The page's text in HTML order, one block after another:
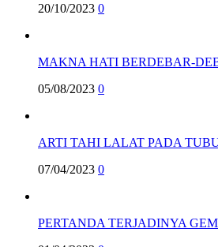
20/10/2023 0
MAKNA HATI BERDEBAR-
05/08/2023 0
ARTI TAHI LALAT PADA
07/04/2023 0
PERTANDA TERJADINYA